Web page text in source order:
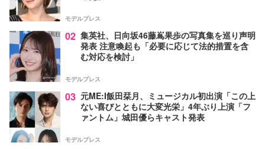
モデルプレス
02 集英社、日向坂46藤嶌果歩の写真集を巡り声明
発表 注意喚起も「必要に応じて法的措置を含
む対応を検討」
モデルプレス
03 元ME:I飯田栞月、ミュージカル初出演「この上
ない喜びとともに大変光栄」4年ぶり上演「フ
ァントム」城田優らキャスト発表
モデルプレス